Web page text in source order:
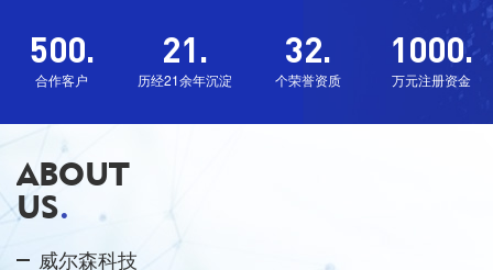
500.
合作客户
21.
历经21余年沉淀
32.
个荣誉资质
1000.
万元注册资金
ABOUT
US.
威尔森科技